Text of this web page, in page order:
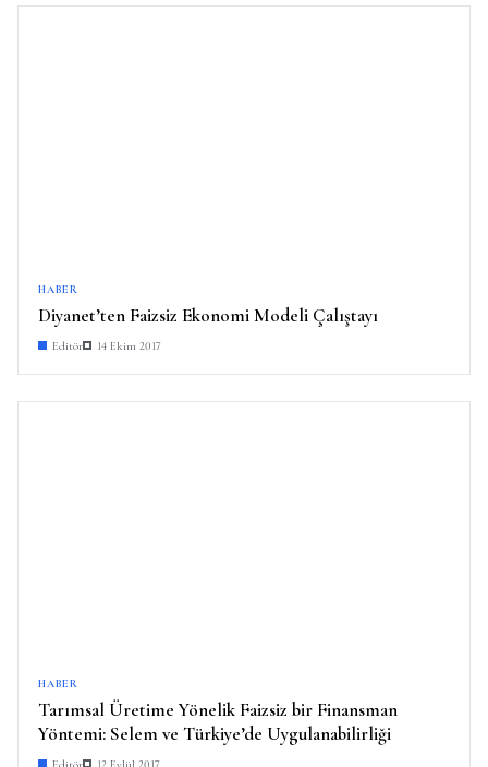
HABER
Diyanet’ten Faizsiz Ekonomi Modeli Çalıştayı
Editör 14 Ekim 2017
HABER
Tarımsal Üretime Yönelik Faizsiz bir Finansman
Yöntemi: Selem ve Türkiye’de Uygulanabilirliği